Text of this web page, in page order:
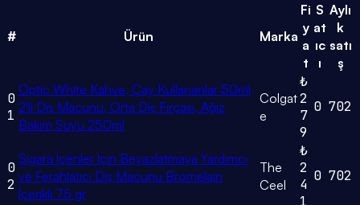
# Ürün Marka
Fi
y
a
t
S
at
ıc
ı
Aylı
k
satı
ş
0
1
Optic White Kahve, Çay Kullananlar 50ml
2'li Diş Macunu, Orta Diş Fırçası, Ağız
Bakım Suyu 250ml
Colgat
e
₺
2
7
9
0 702
0
2
Sigara İçenler İçin Beyazlatmaya Yardımcı
ve Ferahlatıcı Diş Macunu Bromelain
İçerikli 75 gr
The
Ceel
₺
2
4
1
0 702